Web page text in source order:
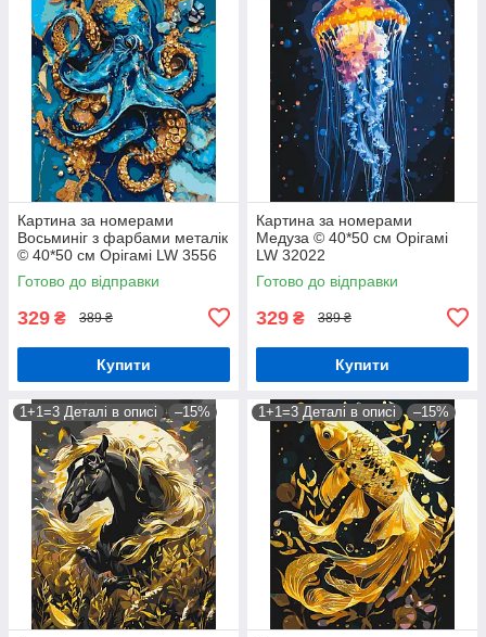
Картина за номерами
Восьминіг з фарбами металік
© 40*50 см Орігамі LW 3556
Готово до відправки
329 ₴ 389 ₴
Купити
Картина за номерами
Медуза © 40*50 см Орігамі
LW 32022
Готово до відправки
329 ₴ 389 ₴
Купити
1+1=3 Деталі в описі –15% 1+1=3 Деталі в описі –15%